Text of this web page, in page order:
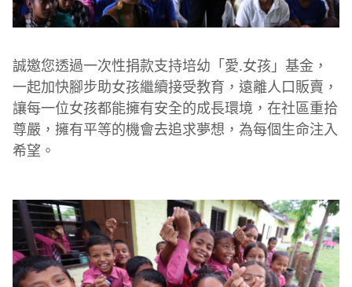
誠邀您透過一次性捐款支持培幼「愛.女孩」基金，
一起加快腳步助女孩繼續接受教育，遠離人口販賣，
讓每一位女孩都能擁有安全的成長環境，在社區重拾
尊嚴，擁有平等的機會去追求夢想，為每個生命注入
希望。